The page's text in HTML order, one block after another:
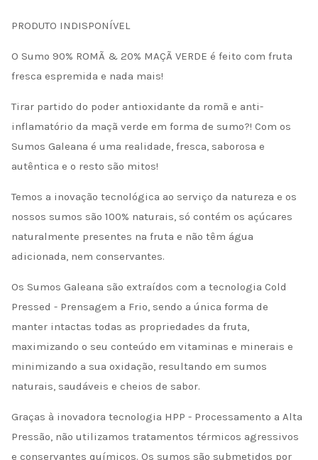
PRODUTO INDISPONÍVEL
O Sumo 90% ROMÃ & 20% MAÇÃ VERDE é feito com fruta
fresca espremida e nada mais!
Tirar partido do poder antioxidante da romã e anti-
inflamatório da maçã verde em forma de sumo?! Com os
Sumos Galeana é uma realidade, fresca, saborosa e
autêntica e o resto são mitos!
Temos a inovação tecnológica ao serviço da natureza e os
nossos sumos são 100% naturais, só contém os açúcares
naturalmente presentes na fruta e não têm água
adicionada, nem conservantes.
Os Sumos Galeana são extraídos com a tecnologia Cold
Pressed - Prensagem a Frio, sendo a única forma de
manter intactas todas as propriedades da fruta,
maximizando o seu conteúdo em vitaminas e minerais e
minimizando a sua oxidação, resultando em sumos
naturais, saudáveis e cheios de sabor.
Graças à inovadora tecnologia HPP - Processamento a Alta
Pressão, não utilizamos tratamentos térmicos agressivos
e conservantes químicos. Os sumos são submetidos por